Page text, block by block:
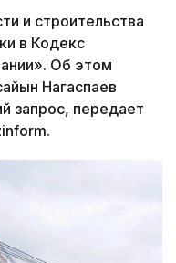
и строительства
в Кодекс
Об этом
Нагаспаев
запрос, передает